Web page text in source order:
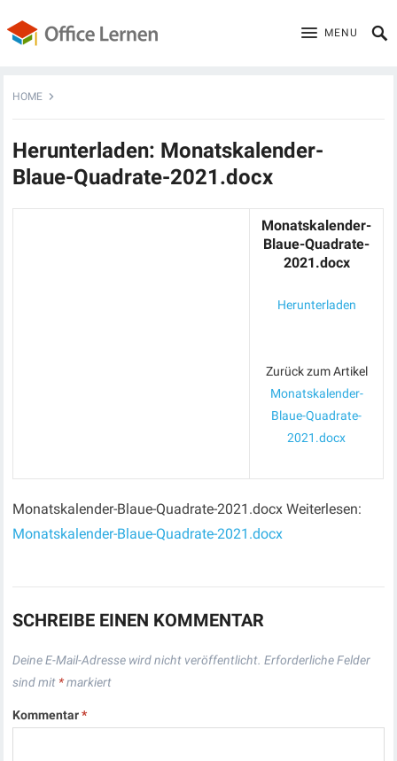
MENU
HOME
Herunterladen: Monatskalender-
Blaue-Quadrate-2021.docx
Monatskalender-
Blaue-Quadrate-
2021.docx
Herunterladen
Zurück zum Artikel
Monatskalender-
Blaue-Quadrate-
2021.docx
Monatskalender-Blaue-Quadrate-2021.docx Weiterlesen:
Monatskalender-Blaue-Quadrate-2021.docx
SCHREIBE EINEN KOMMENTAR
Deine E-Mail-Adresse wird nicht veröffentlicht. Erforderliche Felder
sind mit *markiert
Kommentar*